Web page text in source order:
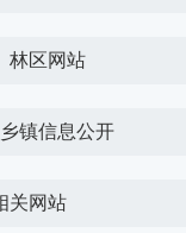
林区网站
镇信息公开
关网站